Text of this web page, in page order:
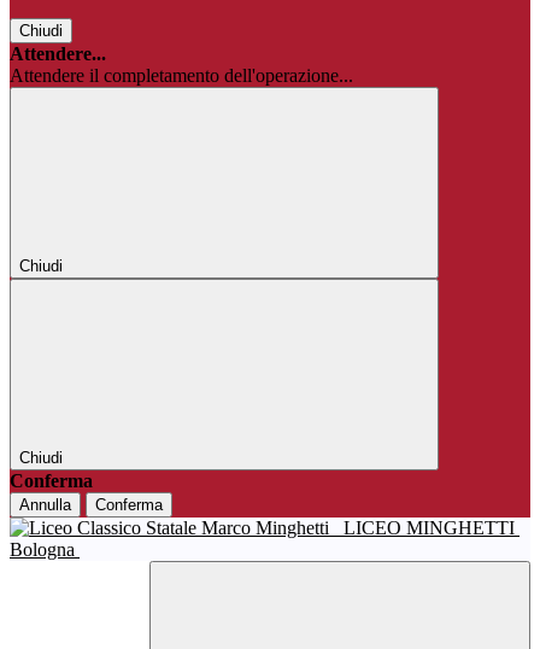
Chiudi
Attendere...
Attendere il completamento dell'operazione...
Chiudi
Chiudi
Conferma
Annulla Conferma
LICEO MINGHETTI
Bologna